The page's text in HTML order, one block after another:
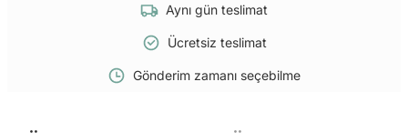
Aynı gün teslimat
Ücretsiz teslimat
Gönderim zamanı seçebilme